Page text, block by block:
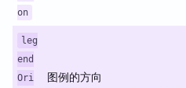
on
leg
end
Ori
图例的方向